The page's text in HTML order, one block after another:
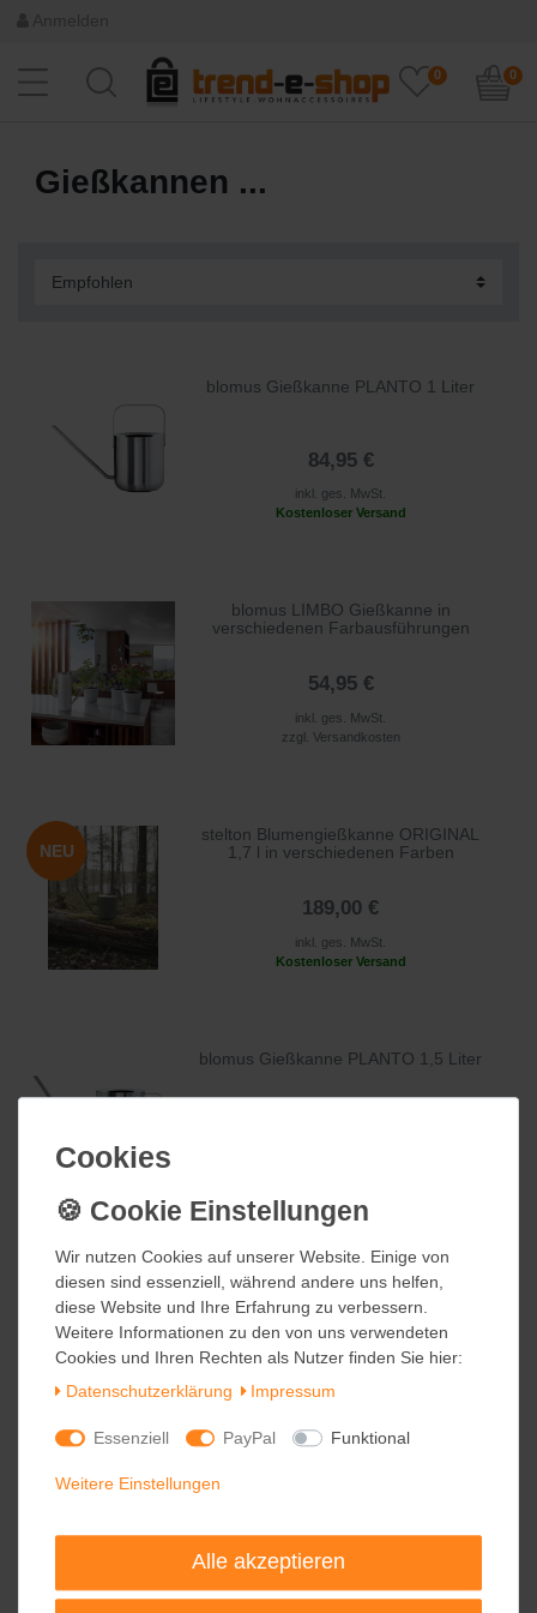
Cookies
Wir nutzen Cookies auf unserer Website. Einige von
diesen sind essenziell, während andere uns helfen,
diese Website und Ihre Erfahrung zu verbessern.
Weitere Informationen zu den von uns verwendeten
Cookies und Ihren Rechten als Nutzer finden Sie hier:
Daten­schutz­erklärung
Impressum
Essenziell PayPal Funktional
Weitere Einstellungen
Alle akzeptieren
0 0
Gießkannen ...
blomus Gießkanne PLANTO 1 Liter
84,95 €
inkl. ges. MwSt.
Kostenloser Versand
blomus LIMBO Gießkanne in
verschiedenen Farbausführungen
54,95 €
inkl. ges. MwSt.
zzgl. Versandkosten
NEU
stelton Blumengießkanne ORIGINAL
1,7 l in verschiedenen Farben
189,00 €
inkl. ges. MwSt.
Kostenloser Versand
blomus Gießkanne PLANTO 1,5 Liter
TOP
stelton ORIGINAL Blumengießkanne
1,7 l
189,00 €
inkl. ges. MwSt.
Cookies
Wir nutzen Cookies auf unserer Website. Einige von
diesen sind essenziell, während andere uns helfen,
diese Website und Ihre Erfahrung zu verbessern.
Weitere Informationen zu den von uns verwendeten
Cookies und Ihren Rechten als Nutzer finden Sie hier:
Daten­schutz­erklärung
Impressum
Essenziell PayPal Funktional
Weitere Einstellungen
Alle akzeptieren